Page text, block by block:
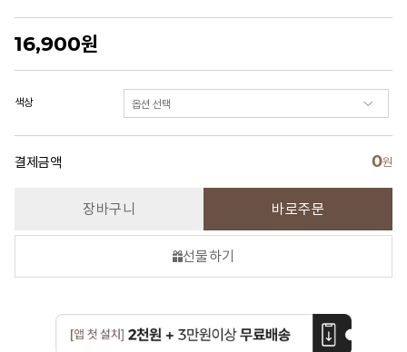
16,900원
색상
결제금액 0원
장바구니 바로주문
선물하기